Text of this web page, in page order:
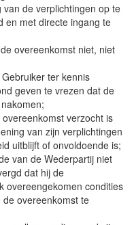
de verplichtingen op te
en met directe ingang te
overeenkomst niet, niet
ter kennis
geven te vrezen dat de
verzocht is
van zijn verplichtingen
uitblijft of onvoldoende is;
van de Wederpartij niet
dat hij de
overeengekomen condities
overeenkomst te